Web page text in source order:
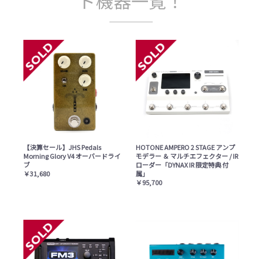
【決算セール】JHS Pedals
Morning Glory V4 オーバードライ
ブ
￥31,680
HOTONE AMPERO 2 STAGE アンプ
モデラー ＆ マルチエフェクター / IR
ローダー「DYNAX IR 限定特典 付
属」
￥95,700